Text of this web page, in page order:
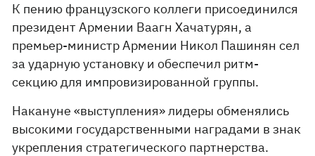
К пению французского коллеги присоединился
президент Армении Ваагн Хачатурян, а
премьер-министр Армении Никол Пашинян сел
за ударную установку и обеспечил ритм-
секцию для импровизированной группы.
Накануне «выступления» лидеры обменялись
высокими государственными наградами в знак
укрепления стратегического партнерства.